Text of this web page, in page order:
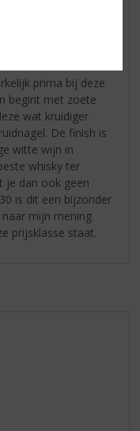
prima bij deze
begint met zoete
wat kruidiger
De finish is
witte wijn in
whisky ter
je dan ook geen
is dit een bijzonder
mijn mening
prijsklasse staat.